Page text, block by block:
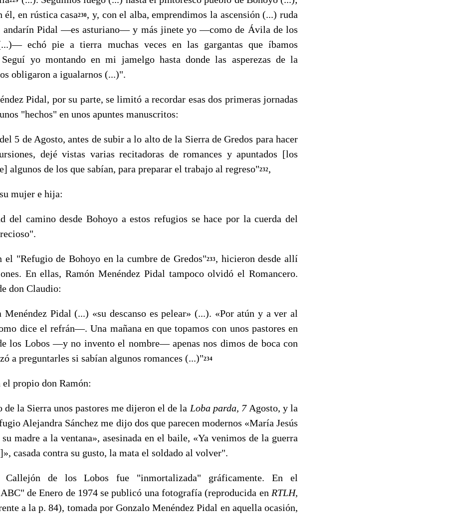
él, en rústica casa230, y, con el alba, emprendimos la ascensión (...) ruda
andarín Pidal —es asturiano— y más jinete yo —como de Ávila de los
echó pie a tierra muchas veces en las gargantas que íbamos
yo montando en mi ja­melgo hasta donde las asperezas de la
obligaron a igualarnos (...)".
Pidal, por su parte, se limitó a recordar esas dos primeras jornadas
"hechos" en unos apuntes manuscritos:
5 de Agosto, antes de subir a lo alto de la Sierra de Gredos para hacer
dejé vistas varias recitadoras de romances y apuntados [los
algu­nos de los que sabían, para preparar el trabajo al regreso"232,
mujer e hija:
camino desde Bohoyo a estos refugios se hace por la cuerda del
"Refugio de Bohoyo en la cumbre de Gredos"233, hicieron desde allí
En ellas, Ramón Menéndez Pidal tampoco olvidó el Romancero.
don Claudio:
Pidal (...) «su descanso es pelear» (...). «Por atún y a ver al
dice el refrán—. Una mañana en que topamos con unos pastores en
los Lobos —y no invento el nombre— apenas nos dimos de boca con
a pregun­tarles si sabían algunos romances (...)"234
el propio don Ramón:
la Sierra unos pastores me dijeron el de la Loba parda, 7 Agosto, y la
Alejandra Sánchez me dijo dos que parecen modernos «María Jesús
madre a la ventana», asesinada en el baile, «Ya venimos de la guerra
ca­sada contra su gusto, la mata el soldado al volver".
Callejón de los Lobos fue "inmortalizada" gráficamente. En el
de Enero de 1974 se publicó una fotografía (reproducida en RTLH,
a la p. 84), tomada por Gonzalo Menéndez Pidal en aquella ocasión,